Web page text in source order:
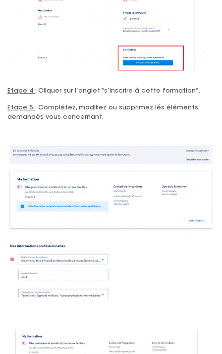
Etape 4 : Cliquer sur l’onglet “s’inscrire à cette formation”.
Etape 5 : Complétez, modifiez ou supprimez lés éléments
demandés vous concernant.